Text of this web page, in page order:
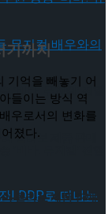
비바! 뮤지컬’ 진행
콜라보 제품 판매
콜라보 제품 판매
기까지
기억을 빼놓기 어
들이는 방식 역
우로서의 변화를
졌다.